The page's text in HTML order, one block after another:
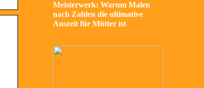
Meisterwerk: Warum Malen
nach Zahlen die ultimative
Auszeit für Mütter ist